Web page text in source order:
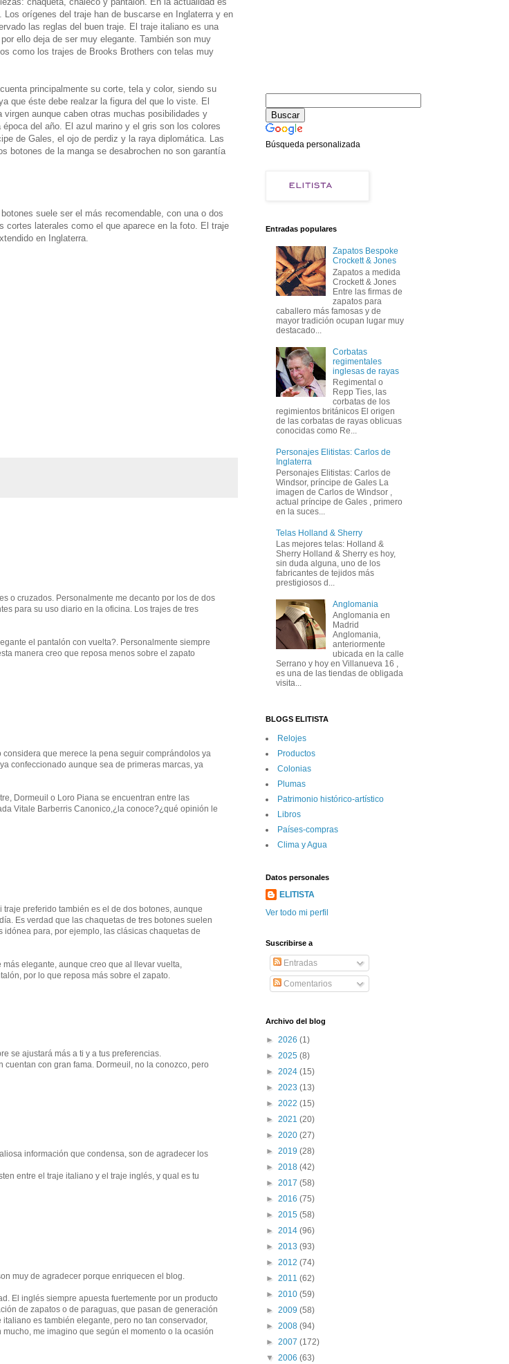
orígenes del traje han de buscarse en Inglaterra y en
las reglas del buen traje. El traje italiano es una
ello deja de ser muy elegante. También son muy
como los trajes de Brooks Brothers con telas muy
principalmente su corte, tela y color, siendo su
que éste debe realzar la figura del que lo viste. El
aunque caben otras muchas posibilidades y
del año. El azul marino y el gris son los colores
de Gales, el ojo de perdiz y la raya diplomática. Las
botones de la manga se desabrochen no son garantía
suele ser el más recomendable, con una o dos
laterales como el que aparece en la foto. El traje
en Inglaterra.
o cruzados. Personalmente me decanto por los de dos
para su uso diario en la oficina. Los trajes de tres
el pantalón con vuelta?. Personalmente siempre
manera creo que reposa menos sobre el zapato
que merece la pena seguir comprándolos ya
confeccionado aunque sea de primeras marcas, ya
Dormeuil o Loro Piana se encuentran entre las
Vitale Barberris Canonico,¿la conoce?¿qué opinión le
preferido también es el de dos botones, aunque
Es verdad que las chaquetas de tres botones suelen
para, por ejemplo, las clásicas chaquetas de
elegante, aunque creo que al llevar vuelta,
por lo que reposa más sobre el zapato.
se ajustará más a ti y a tus preferencias.
con gran fama. Dormeuil, no la conozco, pero
información que condensa, son de agradecer los
entre el traje italiano y el traje inglés, y qual es tu
muy de agradecer porque enriquecen el blog.
El inglés siempre apuesta fuertemente por un producto
de zapatos o de paraguas, que pasan de generación
es también elegante, pero no tan conservador,
me imagino que según el momento o la ocasión
Búsqueda personalizada
Entradas populares
Zapatos Bespoke
Crockett & Jones
Zapatos a medida
Crockett & Jones
Entre las firmas de
zapatos para
caballero más famosas y de
mayor tradición ocupan lugar muy
destacado...
Corbatas
regimentales
inglesas de rayas
Regimental o
Repp Ties, las
corbatas de los
regimientos británicos El origen
de las corbatas de rayas oblicuas
conocidas como Re...
Personajes Elitistas: Carlos de
Inglaterra
Personajes Elitistas: Carlos de
Windsor, príncipe de Gales La
imagen de Carlos de Windsor ,
actual príncipe de Gales , primero
en la suces...
Telas Holland & Sherry
Las mejores telas: Holland &
Sherry Holland & Sherry es hoy,
sin duda alguna, uno de los
fabricantes de tejidos más
prestigiosos d...
Anglomania
Anglomania en
Madrid
Anglomania,
anteriormente
ubicada en la calle
Serrano y hoy en Villanueva 16 ,
es una de las tiendas de obligada
visita...
BLOGS ELITISTA
Relojes
Productos
Colonias
Plumas
Patrimonio histórico-artí­stico
Libros
Paí­ses-compras
Clima y Agua
Datos personales
ELITISTA
Ver todo mi perfil
Suscribirse a
Entradas
Comentarios
Archivo del blog
► 2026 (1)
► 2025 (8)
► 2024 (15)
► 2023 (13)
► 2022 (15)
► 2021 (20)
► 2020 (27)
► 2019 (28)
► 2018 (42)
► 2017 (58)
► 2016 (75)
► 2015 (58)
► 2014 (96)
► 2013 (93)
► 2012 (74)
► 2011 (62)
► 2010 (59)
► 2009 (58)
► 2008 (94)
► 2007 (172)
▼ 2006 (63)